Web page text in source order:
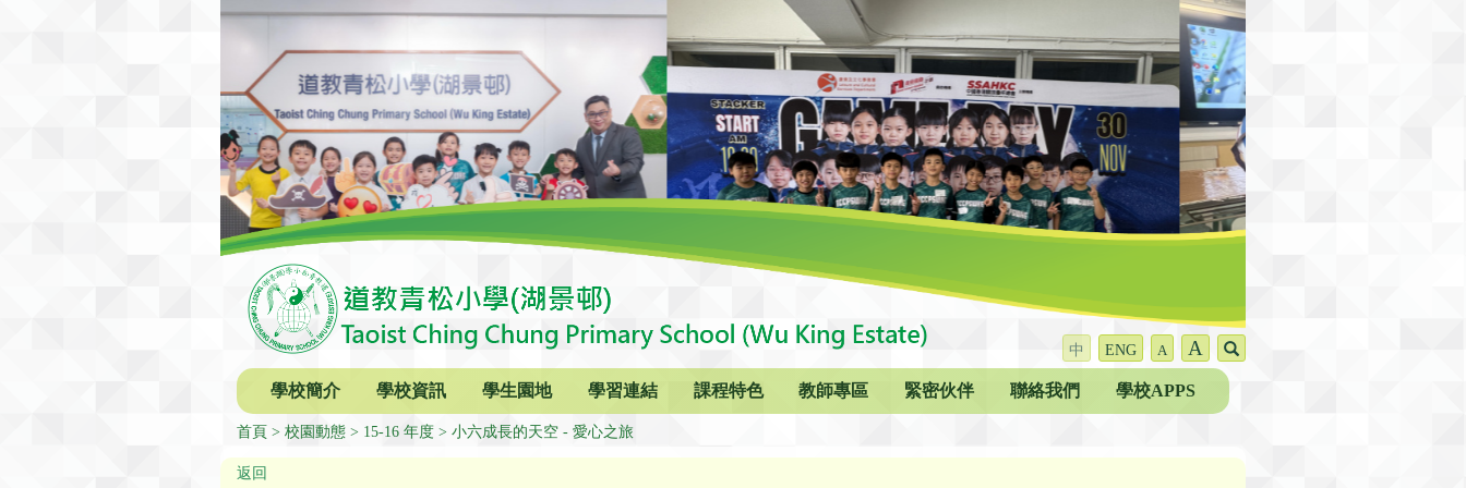
中 ENG A A
學校簡介 學校資訊 學生園地 學習連結 課程特色 教師專區 緊密伙伴 聯絡我們 學校APPS
首頁 校園動態 15-16 年度 小六成長的天空 - 愛心之旅
返回